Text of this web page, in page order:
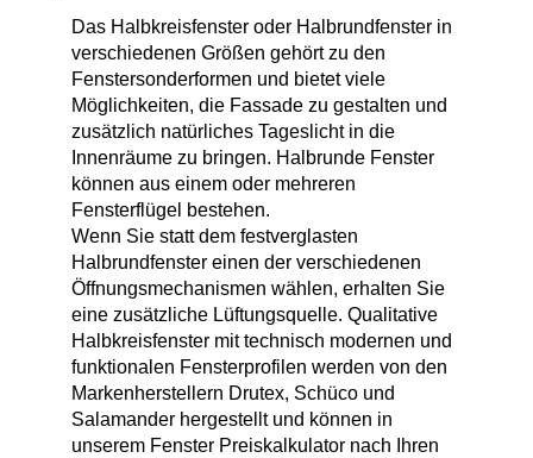
Alu Fenster
Holzfenster
Alu Balkontüren
Holzbalkontüren
Balkontür konfigurieren
WEITERE BALKONTÜREN
PSK-Türen
Hebeschiebetüren
Faltschiebetüren
Holz-Haustüren
PVC-Haustüren
Haustür konfigurieren
WEITERE TÜREN
Aufsatzrollläden
Unterputzraffstoren
Unterputzrollläden
Sektionaltor Konfigurieren
MARKEN & VARIANTEN
Drutex Sektionaltore
Krispol Sektionaltore
ZUBEHÖR & ERSATZTEILE
Winkelprofile
Blendrahmenverbreiterungen
Informationsportal
RESSOURCEN
Schnittzeichnungen Suche
Fenster Wiki
Das Halbkreisfenster oder Halbrundfenster in
verschiedenen Größen gehört zu den
Fenstersonderformen und bietet viele
Möglichkeiten, die Fassade zu gestalten und
zusätzlich natürliches Tageslicht in die
Innenräume zu bringen. Halbrunde Fenster
können aus einem oder mehreren
Fensterflügel bestehen.
Wenn Sie statt dem festverglasten
Halbrundfenster einen der verschiedenen
Öffnungsmechanismen wählen, erhalten Sie
eine zusätzliche Lüftungsquelle. Qualitative
Halbkreisfenster mit technisch modernen und
funktionalen Fensterprofilen werden von den
Markenherstellern Drutex, Schüco und
Salamander hergestellt und können in
unserem Fenster Preiskalkulator nach Ihren